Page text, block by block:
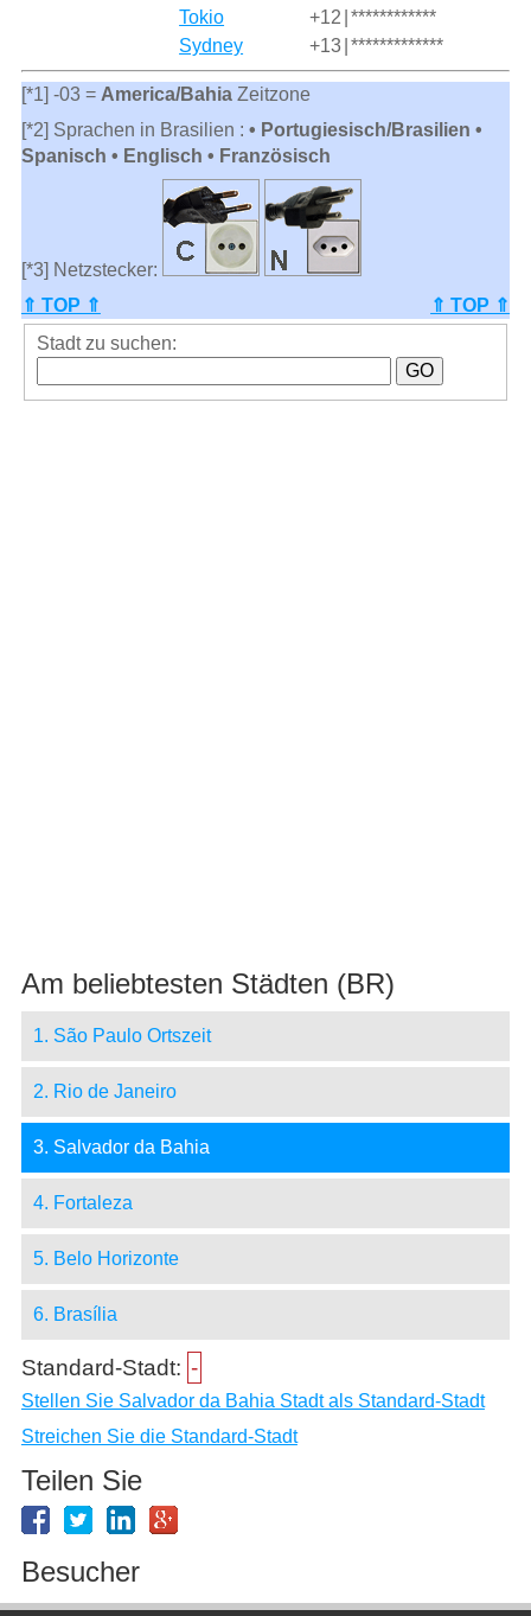
Tokio
+12 ************
Sydney
+13 *************
[*1] -03 = America/BahiaZeitzone
[*2] Sprachen in Brasilien : • Portugiesisch/Brasilien •
Spanisch • Englisch • Französisch
[*3] Netzstecker:
⇑ TOP ⇑
⇑ TOP ⇑
Stadt zu suchen:
Am beliebtesten Städten (BR)
1. São Paulo Ortszeit
2. Rio de Janeiro
3. Salvador da Bahia
4. Fortaleza
5. Belo Horizonte
6. Brasília
Standard-Stadt: -
Stellen Sie Salvador da Bahia Stadt als Standard-Stadt
Streichen Sie die Standard-Stadt
Teilen Sie
Besucher